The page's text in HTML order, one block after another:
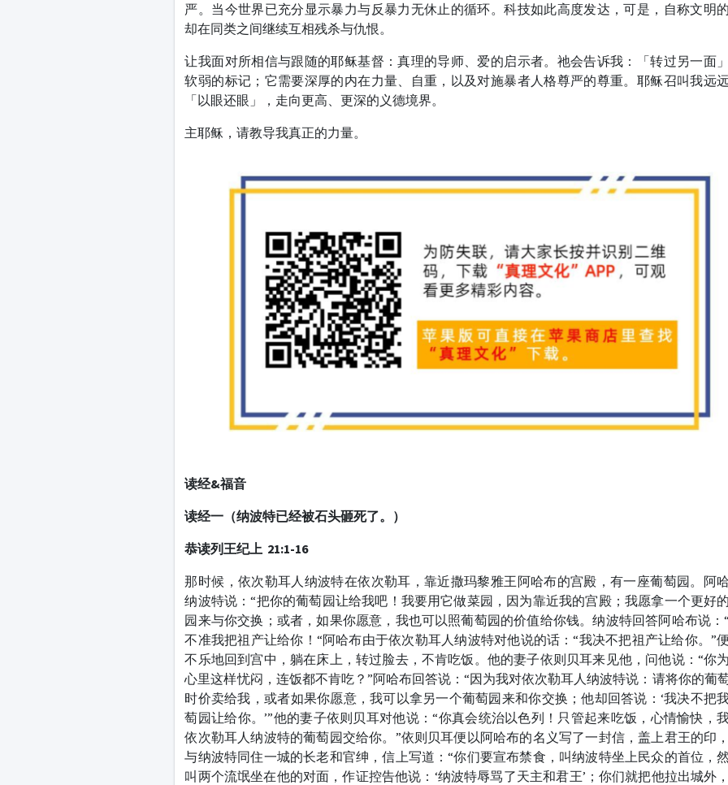
严。当今世界已充分显示暴力与反暴力无休止的循环。科技如此高度发达，可是，自称文明的
却在同类之间继续互相残杀与仇恨。
让我面对所相信与跟随的耶稣基督：真理的导师、爱的启示者。祂会告诉我：「转过另一面
软弱的标记；它需要深厚的内在力量、自重，以及对施暴者人格尊严的尊重。耶稣召叫我远
「以眼还眼」，走向更高、更深的义德境界。
主耶稣，请教导我真正的力量。
读经&福音
读经一（纳波特已经被石头砸死了。）
恭读列王纪上 21:1-16
那时候，依次勒耳人纳波特在依次勒耳，靠近撒玛黎雅王阿哈布的宫殿，有一座葡萄园。阿
纳波特说：“把你的葡萄园让给我吧！我要用它做菜园，因为靠近我的宫殿；我愿拿一个更好
园来与你交换；或者，如果你愿意，我也可以照葡萄园的价值给你钱。纳波特回答阿哈布说：
不准我把祖产让给你！“阿哈布由于依次勒耳人纳波特对他说的话：“我决不把祖产让给你。”
不乐地回到宫中，躺在床上，转过脸去，不肯吃饭。他的妻子依则贝耳来见他，问他说：“你
心里这样忧闷，连饭都不肯吃？”阿哈布回答说：“因为我对依次勒耳人纳波特说：请将你的葡
时价卖给我，或者如果你愿意，我可以拿另一个葡萄园来和你交换；他却回答说：‘我决不把
萄园让给你。’”他的妻子依则贝耳对他说：“你真会统治以色列！只管起来吃饭，心情愉快，
依次勒耳人纳波特的葡萄园交给你。”依则贝耳便以阿哈布的名义写了一封信，盖上君王的印
与纳波特同住一城的长老和官绅，信上写道：“你们要宣布禁食，叫纳波特坐上民众的首位，
叫两个流氓坐在他的对面，作证控告他说：‘纳波特辱骂了天主和君王’；你们就把他拉出城外